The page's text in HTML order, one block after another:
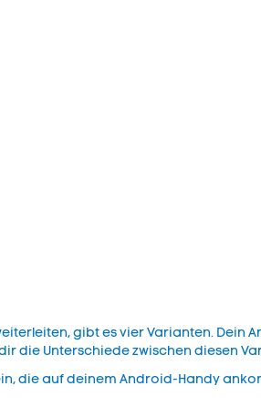
gibt es vier Varianten. Dein
die Unterschiede zwischen diesen
die auf deinem Android-Handy